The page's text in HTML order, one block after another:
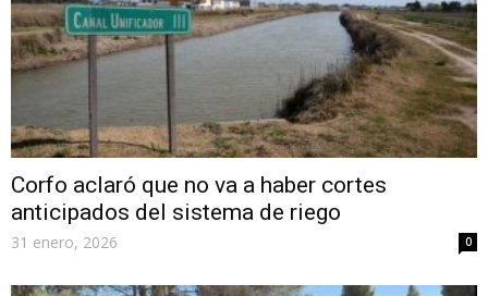
Corfo aclaró que no va a haber cortes
anticipados del sistema de riego
31 enero, 2026 0